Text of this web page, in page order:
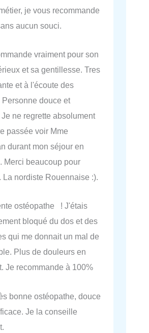
je vous recommande
aucun souci.
vraiment pour son
et sa gentillesse. Tres
et à l'écoute des
Personne douce et
ne regrette absolument
passée voir Mme
durant mon séjour en
Merci beaucoup pour
La nordiste Rouennaise :).
ostéopathe ! J'étais
bloqué du dos et des
qui me donnait un mal de
Plus de douleurs en
Je recommande à 100%
bonne ostéopathe, douce
Je la conseille